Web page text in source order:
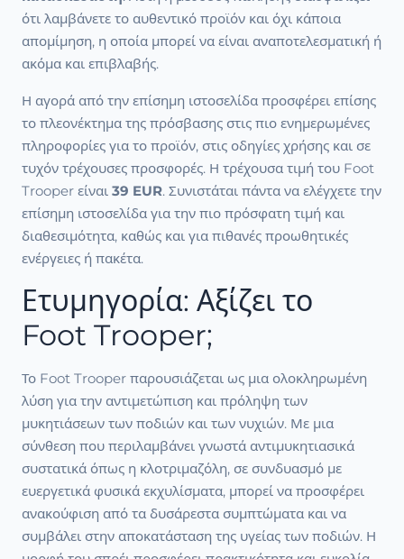
ότι λαμβάνετε το αυθεντικό προϊόν και όχι κάποια
απομίμηση, η οποία μπορεί να είναι αναποτελεσματική ή
ακόμα και επιβλαβής.
Η αγορά από την επίσημη ιστοσελίδα προσφέρει επίσης
το πλεονέκτημα της πρόσβασης στις πιο ενημερωμένες
πληροφορίες για το προϊόν, στις οδηγίες χρήσης και σε
τυχόν τρέχουσες προσφορές. Η τρέχουσα τιμή του Foot
Trooper είναι 39 EUR. Συνιστάται πάντα να ελέγχετε την
επίσημη ιστοσελίδα για την πιο πρόσφατη τιμή και
διαθεσιμότητα, καθώς και για πιθανές προωθητικές
ενέργειες ή πακέτα.
Ετυμηγορία: Αξίζει το
Foot Trooper;
Το Foot Trooper παρουσιάζεται ως μια ολοκληρωμένη
λύση για την αντιμετώπιση και πρόληψη των
μυκητιάσεων των ποδιών και των νυχιών. Με μια
σύνθεση που περιλαμβάνει γνωστά αντιμυκητιασικά
συστατικά όπως η κλοτριμαζόλη, σε συνδυασμό με
ευεργετικά φυσικά εκχυλίσματα, μπορεί να προσφέρει
ανακούφιση από τα δυσάρεστα συμπτώματα και να
συμβάλει στην αποκατάσταση της υγείας των ποδιών. Η